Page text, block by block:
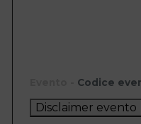
Codice
Disclaimer evento